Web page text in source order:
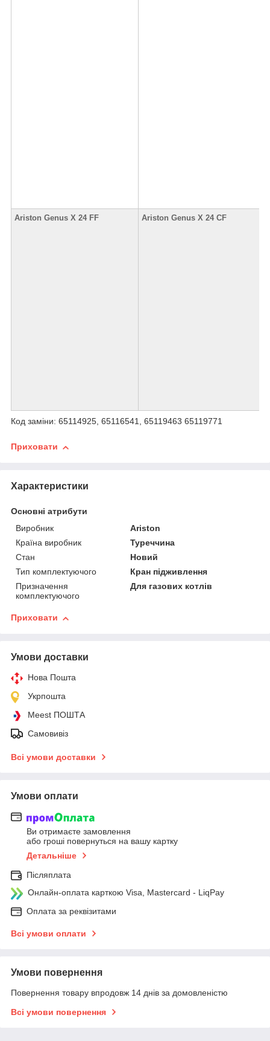
Ariston Genus X 24 FF Ariston Genus X 24 CF
Код заміни: 65114925, 65116541, 65119463 65119771
Приховати
Характеристики
Основні атрибути
Виробник
Ariston
Країна виробник
Туреччина
Стан
Новий
Тип комплектуючого
Кран підживлення
Призначення
комплектуючого
Для газових котлів
Приховати
Умови доставки
Нова Пошта
Укрпошта
Meest ПОШТА
Самовивіз
Всі умови доставки
Умови оплати
Ви отримаєте замовлення
або гроші повернуться на вашу картку
Детальніше
Післяплата
Онлайн-оплата карткою Visa, Mastercard - LiqPay
Оплата за реквізитами
Всі умови оплати
Умови повернення
Повернення товару впродовж 14 днів за домовленістю
Всі умови повернення